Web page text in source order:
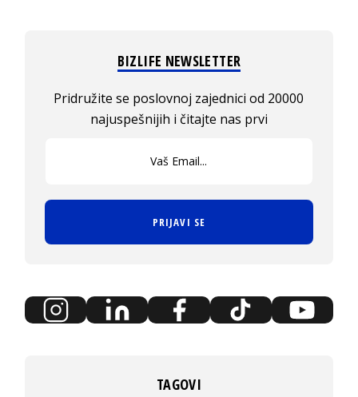
BIZLIFE NEWSLETTER
Pridružite se poslovnoj zajednici od 20000
najuspešnijih i čitajte nas prvi
PRIJAVI SE
TAGOVI